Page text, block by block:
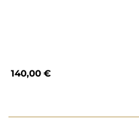
140,00 €